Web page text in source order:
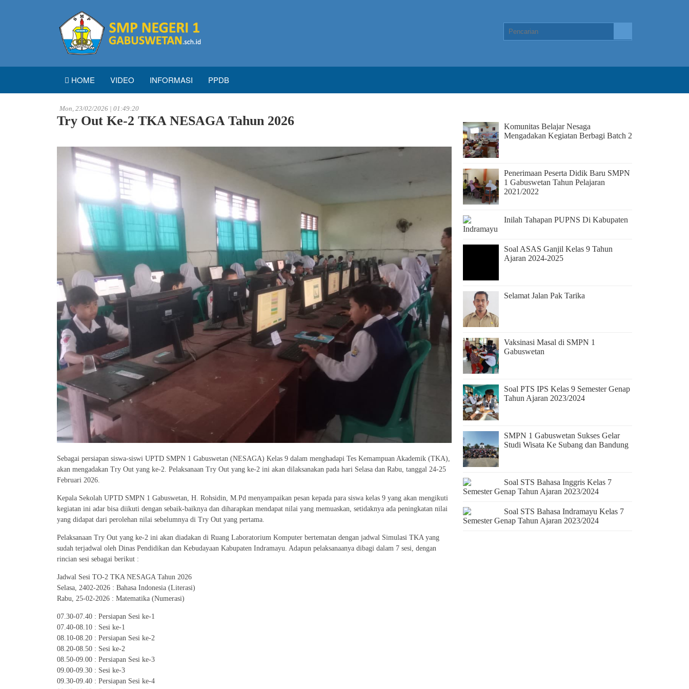
HOME VIDEO INFORMASI PPDB
Mon, 23/02/2026 | 01:49:20
Try Out Ke-2 TKA NESAGA Tahun 2026
Sebagai persiapan siswa-siswi UPTD SMPN 1 Gabuswetan (NESAGA) Kelas 9 dalam menghadapi Tes Kemampuan Akademik (TKA),
akan mengadakan Try Out yang ke-2. Pelaksanaan Try Out yang ke-2 ini akan dilaksanakan pada hari Selasa dan Rabu, tanggal 24-25
Februari 2026.
Kepala Sekolah UPTD SMPN 1 Gabuswetan, H. Rohsidin, M.Pd menyampaikan pesan kepada para siswa kelas 9 yang akan mengikuti
kegiatan ini adar bisa diikuti dengan sebaik-baiknya dan diharapkan mendapat nilai yang memuaskan, setidaknya ada peningkatan nilai
yang didapat dari perolehan nilai sebelumnya di Try Out yang pertama.
Pelaksanaan Try Out yang ke-2 ini akan diadakan di Ruang Laboratorium Komputer bertematan dengan jadwal Simulasi TKA yang
sudah terjadwal oleh Dinas Pendidikan dan Kebudayaan Kabupaten Indramayu. Adapun pelaksanaanya dibagi dalam 7 sesi, dengan
rincian sesi sebagai berikut :
Jadwal Sesi TO-2 TKA NESAGA Tahun 2026
Selasa, 2402-2026 : Bahasa Indonesia (Literasi)
Rabu, 25-02-2026 : Matematika (Numerasi)
07.30-07.40 : Persiapan Sesi ke-1
07.40-08.10 : Sesi ke-1
08.10-08.20 : Persiapan Sesi ke-2
08.20-08.50 : Sesi ke-2
08.50-09.00 : Persiapan Sesi ke-3
09.00-09.30 : Sesi ke-3
09.30-09.40 : Persiapan Sesi ke-4
Komunitas Belajar Nesaga
Mengadakan Kegiatan Berbagi Batch 2
Penerimaan Peserta Didik Baru SMPN
1 Gabuswetan Tahun Pelajaran
2021/2022
Inilah Tahapan PUPNS Di Kabupaten
Indramayu
Soal ASAS Ganjil Kelas 9 Tahun
Ajaran 2024-2025
Selamat Jalan Pak Tarika
Vaksinasi Masal di SMPN 1
Gabuswetan
Soal PTS IPS Kelas 9 Semester Genap
Tahun Ajaran 2023/2024
SMPN 1 Gabuswetan Sukses Gelar
Studi Wisata Ke Subang dan Bandung
Soal STS Bahasa Inggris Kelas 7
Semester Genap Tahun Ajaran 2023/2024
Soal STS Bahasa Indramayu Kelas 7
Semester Genap Tahun Ajaran 2023/2024